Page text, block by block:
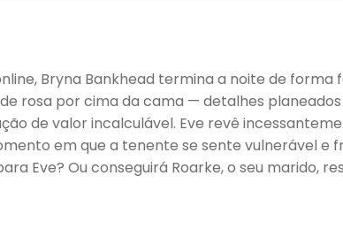
Bryna Bankhead termina a noite de
rosa por cima da cama — detalhes
de valor incalculável. Eve revê
em que a tenente se sente vulnerável e
Eve? Ou conseguirá Roarke, o seu marido,